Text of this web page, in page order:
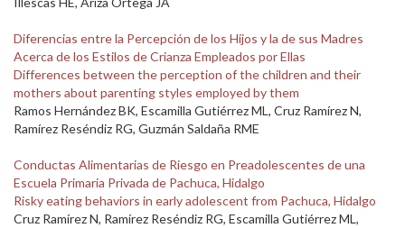
Diferencias entre la Percepción de los Hijos y la de sus Madres
Acerca de los Estilos de Crianza Empleados por Ellas
Differences between the perception of the children and their
mothers about parenting styles employed by them
Ramos Hernández BK, Escamilla Gutiérrez ML, Cruz Ramírez N,
Ramírez Reséndiz RG, Guzmán Saldaña RME
Conductas Alimentarias de Riesgo en Preadolescentes de una
Escuela Primaria Privada de Pachuca, Hidalgo
Risky eating behaviors in early adolescent from Pachuca, Hidalgo
Cruz Ramírez N, Ramírez Reséndiz RG, Escamilla Gutiérrez ML,